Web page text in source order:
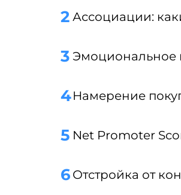
Ассоциации:
Эмоциональное
Намерение
Net Promoter
Отстройка от